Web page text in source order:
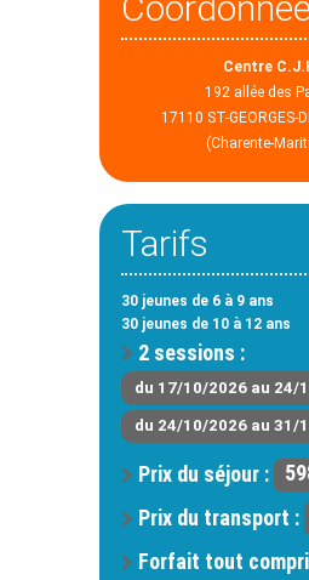
Centre
192 allée des
17110 ST-GEORGES-
(Charente-
Tarifs
30 jeunes de 6 à 9 ans
30 jeunes de 10 à 12 ans
2 sessions :
du 17/10/2026 au 24/
du 24/10/2026 au 31/
Prix du séjour :
Prix du transport :
Forfait tout